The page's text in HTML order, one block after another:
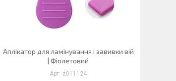
Аплікатор для ламінування і завивки вій
| Фіолетовий
z011124